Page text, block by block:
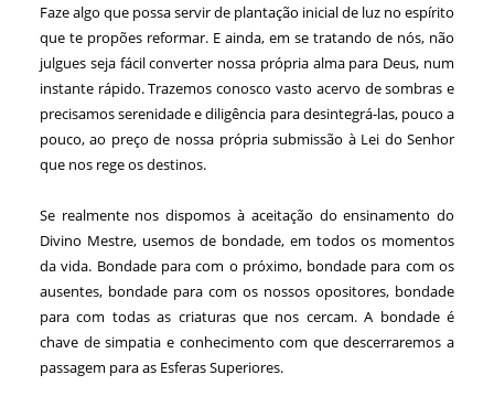
Faze algo que possa servir de plantação inicial de luz no espírito
que te propões reformar. E ainda, em se tratando de nós, não
julgues seja fácil converter nossa própria alma para Deus, num
instante rápido. Trazemos conosco vasto acervo de sombras e
precisamos serenidade e diligência para desintegrá-las, pouco a
pouco, ao preço de nossa própria submissão à Lei do Senhor
que nos rege os destinos.
Se realmente nos dispomos à aceitação do ensinamento do
Divino Mestre, usemos de bondade, em todos os momentos
da vida. Bondade para com o próximo, bondade para com os
ausentes, bondade para com os nossos opositores, bondade
para com todas as criaturas que nos cercam. A bondade é
chave de simpatia e conhecimento com que descerraremos a
passagem para as Esferas Superiores.